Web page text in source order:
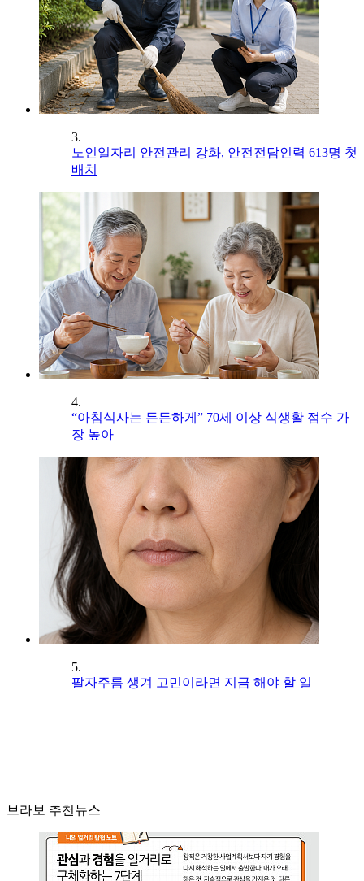
3.
노인일자리 안전관리 강화, 안전전담인력 613명 첫
배치
4.
“아침식사는 든든하게” 70세 이상 식생활 점수 가
장 높아
5.
팔자주름 생겨 고민이라면 지금 해야 할 일
브라보 추천뉴스